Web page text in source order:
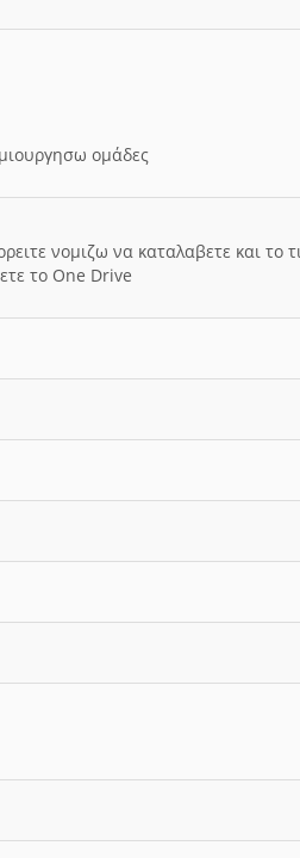
ομάδες
νομιζω να καταλαβετε και το
το One Drive